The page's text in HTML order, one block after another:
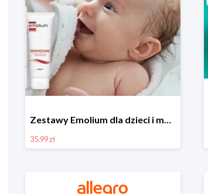
Zestawy Emolium dla dzieci i mam na Allegro od 35,99 zł
35.99 zł